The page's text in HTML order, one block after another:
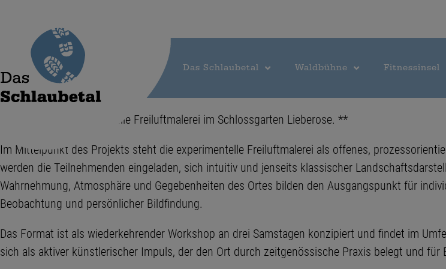
Das Schlaubetal Waldbühne Fitnessinsel
**Workshop: Experimentelle Freiluftmalerei im Schlossgarten Lieberose. **
Im Mittelpunkt des Projekts steht die experimentelle Freiluftmalerei als offenes,
werden die Teilnehmenden eingeladen, sich intuitiv und jenseits klassischer
Wahrnehmung, Atmosphäre und Gegebenheiten des Ortes bilden den Ausgangspunkt für
Beobachtung und persönlicher Bildfindung.
Das Format ist als wiederkehrender Workshop an drei Samstagen konzipiert und findet im
sich als aktiver künstlerischer Impuls, der den Ort durch zeitgenössische Praxis belegt und für